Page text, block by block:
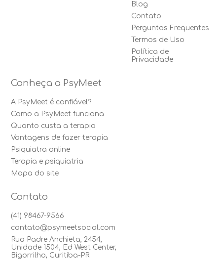
Blog
Contato
Perguntas Frequentes
Termos de Uso
Política de
Privacidade
Conheça a PsyMeet
A PsyMeet é confiável?
Como a PsyMeet funciona
Quanto custa a terapia
Vantagens de fazer terapia
Psiquiatra online
Terapia e psiquiatria
Mapa do site
Contato
(41) 98467-9566
contato@psymeetsocial.com
Rua Padre Anchieta, 2454,
Unidade 1504, Ed West Center,
Bigorrilho, Curitiba-PR